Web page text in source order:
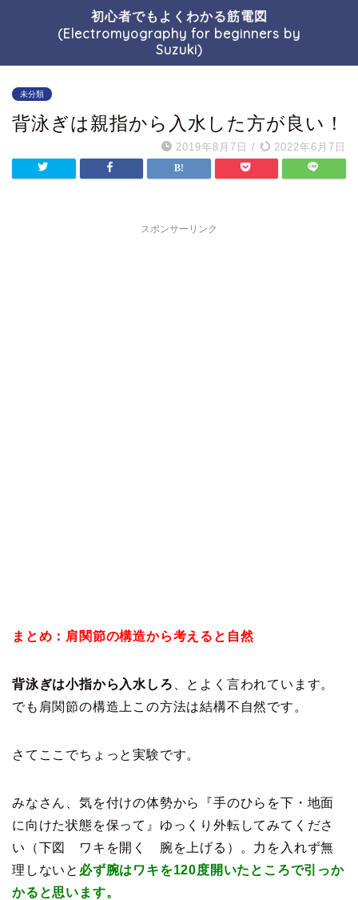
初心者でもよくわかる筋電図
(Electromyography for beginners by
Suzuki)
未分類
背泳ぎは親指から入水した方が良い！
2019年8月7日 / 2022年6月7日
スポンサーリンク
まとめ：肩関節の構造から考えると自然
背泳ぎは小指から入水しろ 、とよく言われています。
でも肩関節の構造上この方法は結構不自然です。
さてここでちょっと実験です。
みなさん、気を付けの体勢から『手のひらを下・地面
に向けた状態を保って』ゆっくり外転してみてくださ
い（下図 ワキを開く 腕を上げる）。力を入れず無
理しないと 必ず腕はワキを120度開いたところで引っか
かると思います。